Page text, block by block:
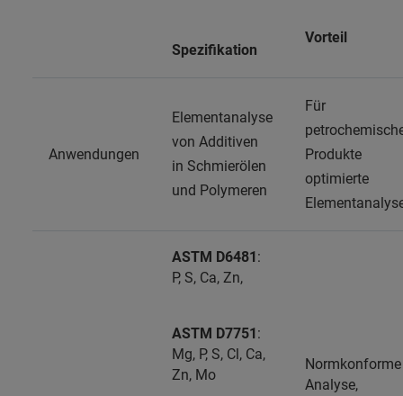
Spezifikation
Vorteil
Anwendungen
Elementanalyse
von Additiven
in Schmierölen
und Polymeren
Für
Produkte
optimierte
ASTM D6481 :
P, S, Ca, Zn,
ASTM D7751 :
Mg, P, S, Cl, Ca,
Zn, Mo
Normkonforme
Analyse,